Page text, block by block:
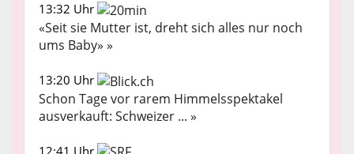
13:32 Uhr
«Seit sie Mutter ist, dreht sich alles nur noch
ums Baby» »
13:20 Uhr
Schon Tage vor rarem Himmelsspektakel
ausverkauft: Schweizer ... »
12:41 Uhr